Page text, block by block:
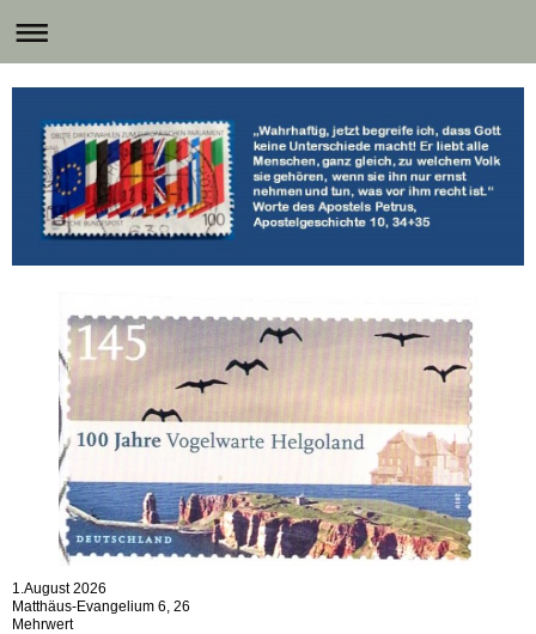
1.August 2026
Matthäus-Evangelium 6, 26
Mehrwert